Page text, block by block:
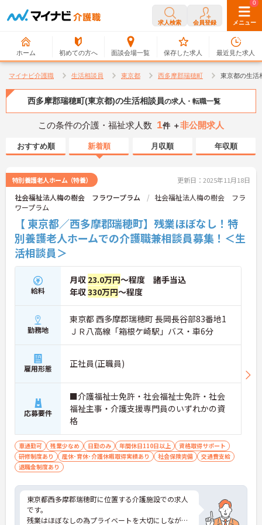
求人検索 会員登録 メニュー
ホーム 初めての方へ 面談会場一覧
0
保存した求人
0
最近見た求人
マイナビ介護職 生活相談員 東京都 西多摩郡瑞穂町 東京都の生活
西多摩郡瑞穂町(東京都)の生活相談員の求人・転職一覧
この条件の介護・福祉求人数 1件 ＋非公開求人
おすすめ順 新着順 月収順 年収順
特別養護老人ホーム（特養） 更新日：2025年11月18日
社会福祉法人梅の樹会 フラワープラム
社会福祉法人梅の樹会 フラ
ワープラム
【 東京都／西多摩郡瑞穂町】残業ほぼなし！特
別養護老人ホームでの介護職兼相談員募集！＜生
活相談員＞
給料
月収 23.0万円～程度 諸手当込
年収330万円～程度
勤務地
東京都 西多摩郡瑞穂町 長岡長谷部83番地1
ＪＲ八高線「箱根ケ崎駅」バス・車6分
雇用形態 正社員(正職員)
応募要件
■介護福祉士免許・社会福祉士免許・社会
福祉主事・介護支援専門員のいずれかの資
格
車通勤可 残業少なめ 日勤のみ 年間休日110日以上
資格取得サポート
研修制度あり
産休･育休･介護休暇取得実績あり 社会保険完備
交通費支給
退職金制度あり
東京都西多摩郡瑞穂町に位置する介護施設での求人
です。
残業はほぼなしの為プライベートを大切にしながら